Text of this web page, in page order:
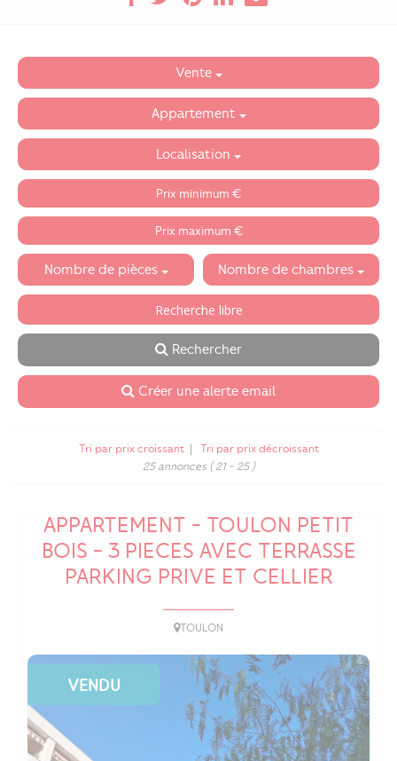
Vente
Appartement
Localisation
Nombre de pièces Nombre de chambres
Rechercher
Créer une alerte email
Tri par prix croissant |
Tri par prix décroissant
25 annonces ( 21 - 25 )
APPARTEMENT - TOULON PETIT
BOIS - 3 PIECES AVEC TERRASSE
PARKING PRIVE ET CELLIER
TOULON
VENDU